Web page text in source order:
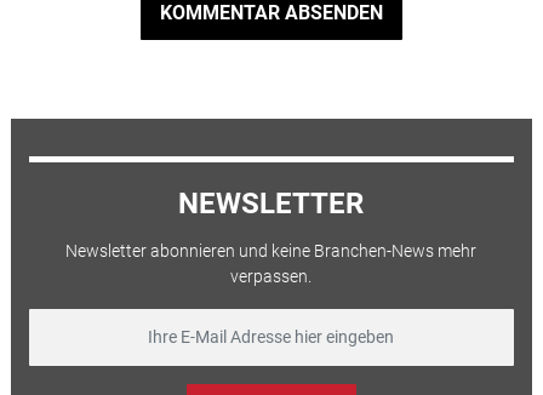
KOMMENTAR ABSENDEN
NEWSLETTER
Newsletter abonnieren und keine Branchen-News mehr
verpassen.